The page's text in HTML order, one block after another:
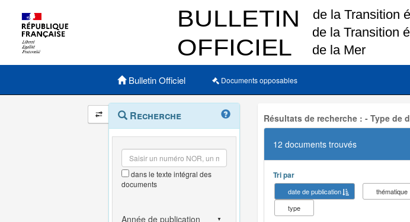
Menu principal
Bulletin Officiel Documents opposables
Navigation
et
outils
annexes
Menu
contextuel
Recherche
dans le texte intégral des
documents
Résultats de recherche : - Type de
12 documents trouvés
Tri par
date de publication thématique
type